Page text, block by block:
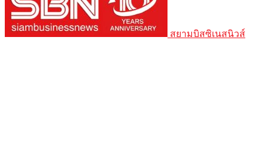
สยามบิสซิเนสนิวส์